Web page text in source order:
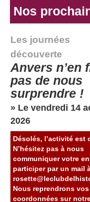
Nos
Les journées
découverte
Anvers n’en
pas de nous
surprendre !
» Le vendredi 14
2026
Désolés, l’activité est
N’hésitez pas à nous
communiquer votre
participer par un mail
Nous reprendrons vos
coordonnées sur